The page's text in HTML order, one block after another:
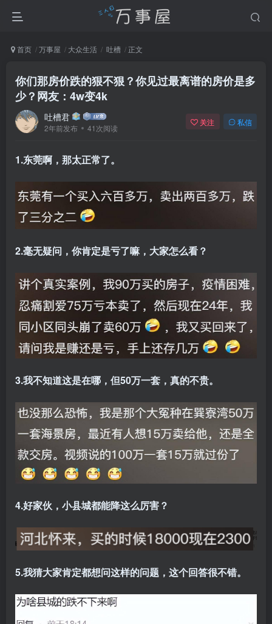
首页 万事屋 大众生活 吐槽 正文
你们那房价跌的狠不狠？你见过最离谱的房价是多
少？网友：4w变4k
吐槽君
2年前发布 41次阅读
关注 私信
1.东莞啊，那太正常了。
2.毫无疑问，你肯定是亏了嘛，大家怎么看？
3.我不知道这是在哪，但50万一套，真的不贵。
4.好家伙，小县城都能降这么厉害？
5.我猜大家肯定都想问这样的问题，这个回答很不错。